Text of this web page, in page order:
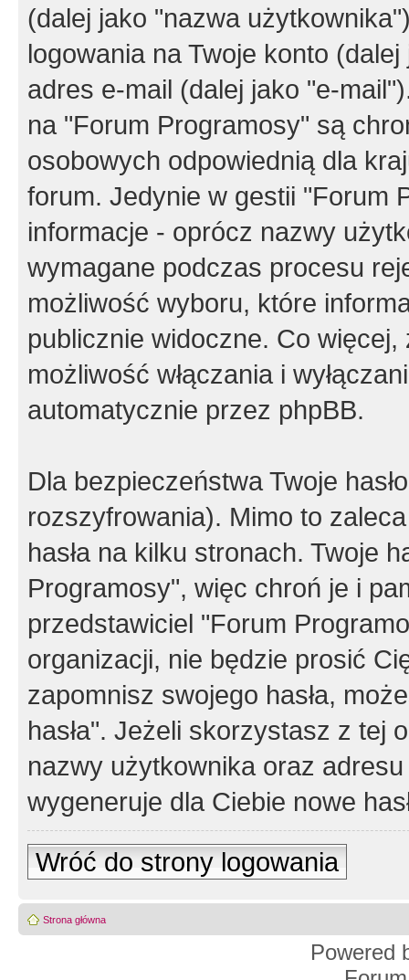
(dalej jako "nazwa
logowania na Twoje konto
adres e-mail (dalej jako "e-
na "Forum Programosy" są
osobowych odpowiednią dla
forum. Jedynie w gestii "Forum
informacje - oprócz nazwy
wymagane podczas procesu
możliwość wyboru, które
publicznie widoczne. Co
możliwość włączania i
automatycznie przez phpBB.
Dla bezpieczeństwa Twoje
rozszyfrowania). Mimo to
hasła na kilku stronach. Twoje
Programosy", więc chroń je i
przedstawiciel "Forum
organizacji, nie będzie prosić
zapomnisz swojego hasła,
hasła". Jeżeli skorzystasz z tej
nazwy użytkownika oraz
wygeneruje dla Ciebie nowe
Wróć do strony logowania
Strona główna
Powered